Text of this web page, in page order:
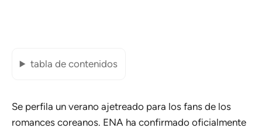
tabla de contenidos
Se perfila un verano ajetreado para los fans de los
romances coreanos. ENA ha confirmado oficialmente